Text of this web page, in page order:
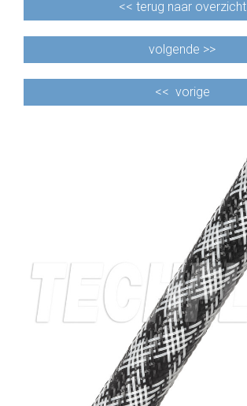
<< terug naar overzicht
volgende >>
<< vorige